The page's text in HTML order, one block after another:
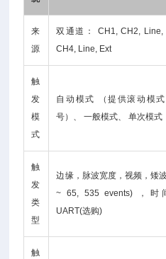
来
源
双通道： CH1, CH2,
CH4, Line, Ext
触
发
模
式
自动模式 （提供滚动模
号）、 一般模式、 单次模式
触
发
类
型
边缘，脉波宽度，视频，矮
~ 65, 535 events) ，时
UART(选购)
触